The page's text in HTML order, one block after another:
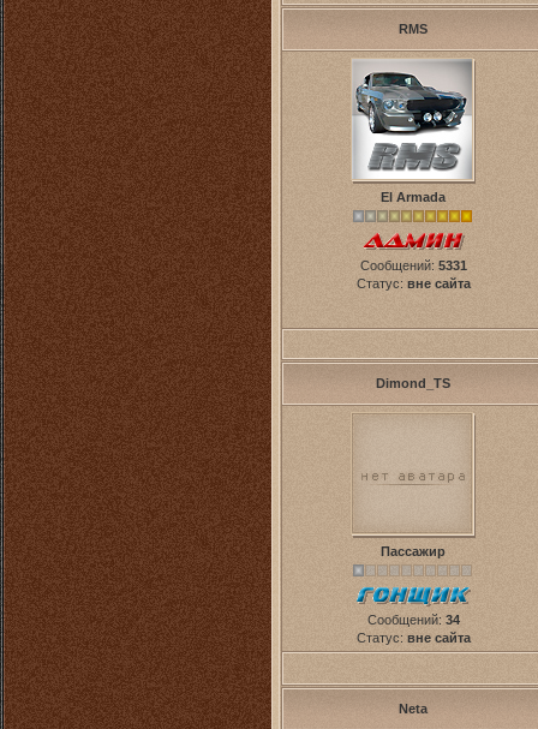
RMS
El Armada
Сообщений: 5331
Статус: вне сайта
Dimond_TS
Пассажир
Сообщений: 34
Статус: вне сайта
Neta